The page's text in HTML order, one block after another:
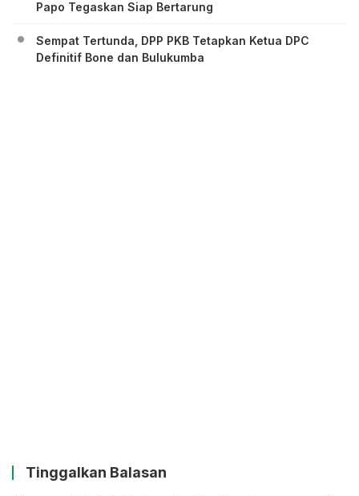
Papo Tegaskan Siap Bertarung
Sempat Tertunda, DPP PKB Tetapkan Ketua DPC
Definitif Bone dan Bulukumba
Tinggalkan Balasan